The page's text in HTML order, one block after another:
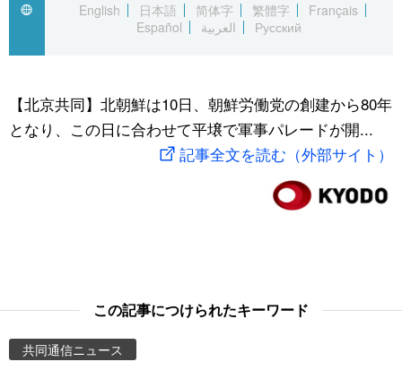
Русский
国際
文化
アーカイブ
Japan Data
動画/Live
スポーツ・東京2020
English
日本語 简体字 繁體字
Français
Español
العربية Русский
【北京共同】北朝鮮は10日、朝鮮労働党の創建から80年
となり、この日に合わせて平壌で軍事パレードが開...
記事全文を読む（外部サイト）
この記事につけられたキーワード
共同通信ニュース